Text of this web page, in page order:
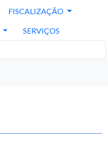
FISCALIZAÇÃO
SERVIÇOS